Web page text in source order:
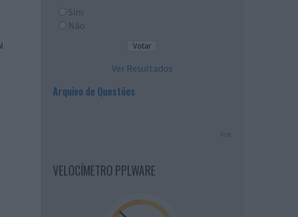
Sim
Não
Ver Resultados
Arquivo de Questões
PUB
VELOCÍMETRO PPLWARE